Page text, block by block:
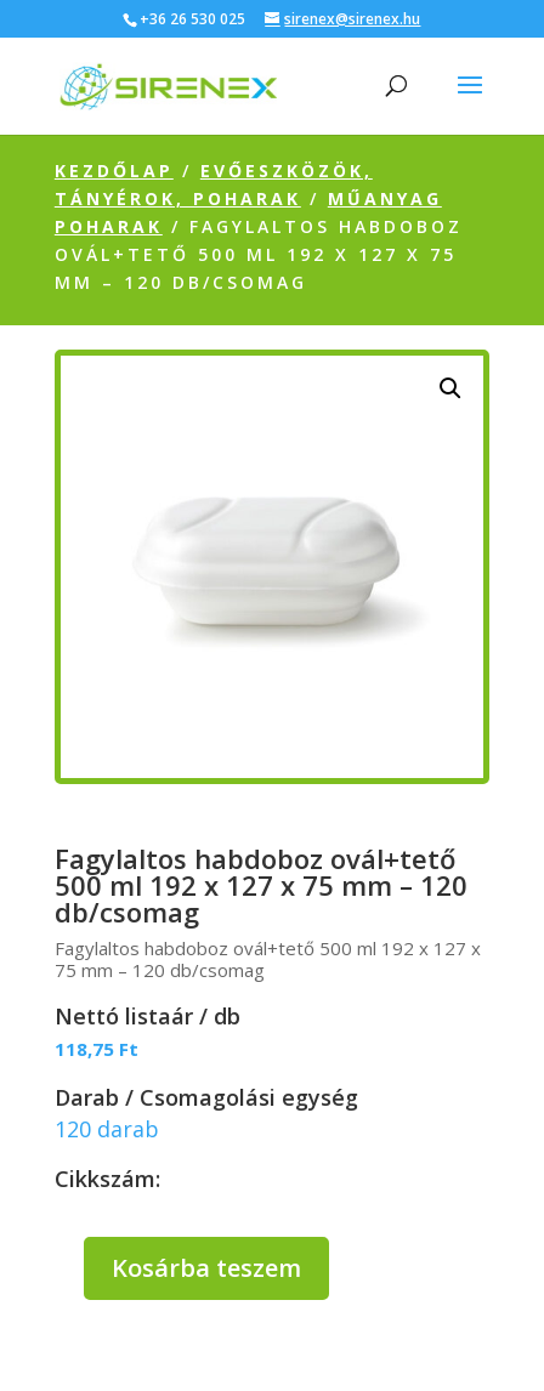
+36 26 530 025 sirenex@sirenex.hu
KEZDŐLAP / EVŐESZKÖZÖK,
TÁNYÉROK, POHARAK / MŰANYAG
POHARAK / FAGYLALTOS HABDOBOZ
OVÁL+TETŐ 500 ML 192 X 127 X 75
MM – 120 DB/CSOMAG
Fagylaltos habdoboz ovál+tető
500 ml 192 x 127 x 75 mm – 120
db/csomag
Fagylaltos habdoboz ovál+tető 500 ml 192 x 127 x
75 mm – 120 db/csomag
Nettó listaár / db
118,75 Ft
Darab / Csomagolási egység
120 darab
Cikkszám:
Fagylaltos
habdoboz
Kosárba teszem